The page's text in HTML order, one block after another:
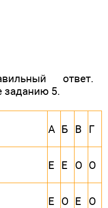
ответ.
заданию 5.
А Б В Г
Е Е О О
Е О Е О